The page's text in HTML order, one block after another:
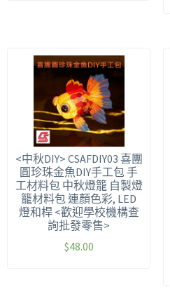
<中秋DIY> CSAFDIY03 喜團
圓珍珠金魚DIY手工包 手
工材料包 中秋燈籠 自製燈
籠材料包 連顏色彩, LED
燈和桿 <歡迎學校機構查
詢批發零售>
$48.00